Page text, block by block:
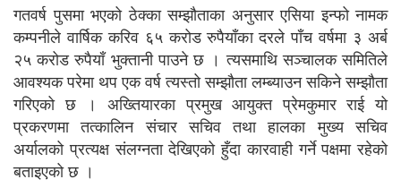
गतवर्ष पुसमा भएको ठेक्का सम्झौताका अनुसार एसिया इन्फो नामक
कम्पनीले वार्षिक करिव ६५ करोड रुपैयाँका दरले पाँच वर्षमा ३ अर्ब
२५ करोड रुपैयाँ भुक्तानी पाउने छ । त्यसमाथि सञ्चालक समितिले
आवश्यक परेमा थप एक वर्ष त्यस्तो सम्झौता लम्ब्याउन सकिने सम्झौता
गरिएको छ । अख्तियारका प्रमुख आयुक्त प्रेमकुमार राई यो
प्रकरणमा तत्कालिन संचार सचिव तथा हालका मुख्य सचिव
अर्यालको प्रत्यक्ष संलग्नता देखिएको हुँदा कारवाही गर्ने पक्षमा रहेको
बताइएको छ ।